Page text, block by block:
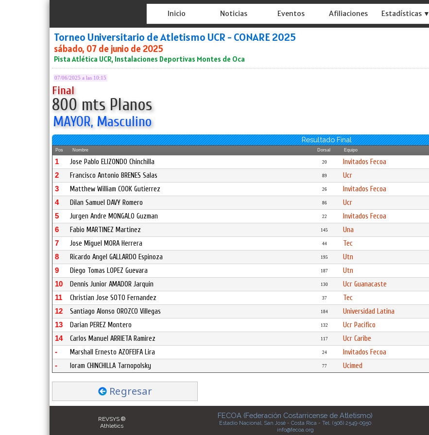
Inicio Noticias Eventos Afiliaciones Estadísticas ▼
Torneo Universitario de Atletismo UCR - CONARE 2025
sábado, 07 de junio de 2025
Pista Atlética UCR, Instalaciones Deportivas Montes de Oca
07/06/2025 a las 10:15
Final
800 mts Planos
MAYOR, Masculino
Resultado Final
Pos Nombre Dorsal Equipo
1 Jose Pablo ELIZONDO Chinchilla 20 Invitados Fecoa
2 Francisco Antonio BRENES Salas 89 Ucr
3 Matthew William COOK Gutierrez 26 Invitados Fecoa
4 Dilan Samuel DAVY Romero 86 Ucr
5 Jurgen Andre MONGALO Guzman 22 Invitados Fecoa
6 Fabio MARTINEZ Martinez 145 Una
7 Jose Miguel MORA Herrera 44 Tec
8 Ricardo Angel GALLARDO Espinoza 195 Utn
9 Diego Tomas LOPEZ Guevara 187 Utn
10 Dennis Junior AMADOR Jarquin 130 Ucr Guanacaste
11 Christian Jose SOTO Fernandez 37 Tec
12 Santiago Alonso OROZCO Villegas 184 Universidad Latina
13 Darian PEREZ Montero 132 Ucr Pacifico
14 Carlos Manuel ARRIETA Ramirez 117 Ucr Caribe
- Marshall Ernesto AZOFEIFA Lira 24 Invitados Fecoa
- Ioram CHINCHILLA Tarnopolsky 77 Ucimed
Regresar
REVSYS ®
Athletics
FECOA (Federación Costarricense de Atletismo)
Estadio Nacional, San José - Costa Rica - Tel. (506) 2549-0950
info@fecoa.org